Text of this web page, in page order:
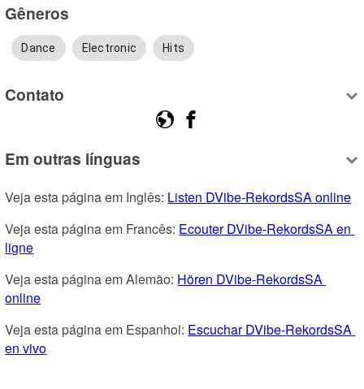
Gêneros
Dance Electronic Hits
Contato
Em outras línguas
Veja esta página em Inglês: Listen DVibe-RekordsSA online
Veja esta página em Francês: Ecouter DVibe-RekordsSA en
ligne
Veja esta página em Alemão: Hören DVibe-RekordsSA
online
Veja esta página em Espanhol: Escuchar DVibe-RekordsSA
en vivo